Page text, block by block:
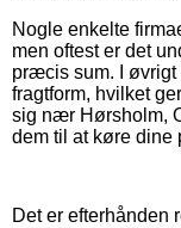
Nogle enkelte
men oftest er det
præcis sum. I
fragtform, hvilket
sig nær Hørsholm,
dem til at køre dine
Det er efterhånden